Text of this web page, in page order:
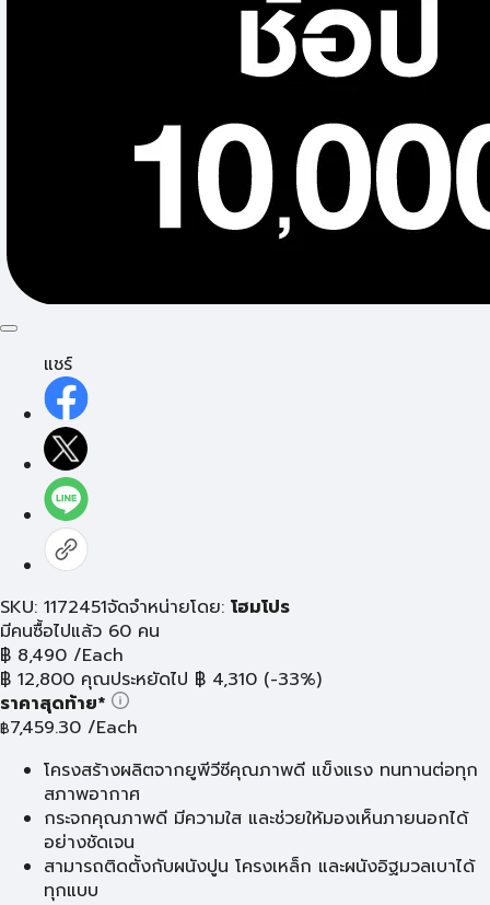
แชร์
SKU: 1172451จัดจำหน่ายโดย: โฮมโปร
มีคนซื้อไปแล้ว 60 คน
฿ 8,490 /Each
฿ 12,800 คุณประหยัดไป ฿ 4,310 (-33%)
ราคาสุดท้าย*
฿7,459.30 /Each
โครงสร้างผลิตจากยูพีวีซีคุณภาพดี แข็งแรง ทนทานต่อทุก
สภาพอากาศ
กระจกคุณภาพดี มีความใส และช่วยให้มองเห็นภายนอกได้
อย่างชัดเจน
สามารถติดตั้งกับผนังปูน โครงเหล็ก และผนังอิฐมวลเบาได้
ทุกแบบ